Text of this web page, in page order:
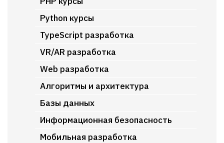
Python курсы
TypeScript разработка
VR/AR разработка
Web разработка
Алгоритмы и архитектура
Базы данных
Информационная безопасность
Мобильная разработка